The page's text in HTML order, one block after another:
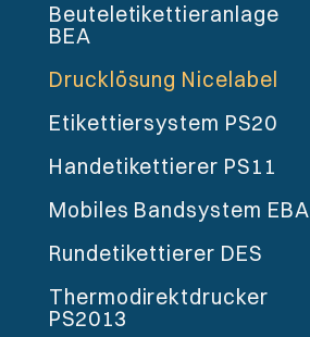
Beutel­etikettieranlage
BEA
Drucklösung Nicelabel
Etikettiersystem PS20
Handetikettierer PS11
Mobiles Bandsystem EBA
Rundetikettierer DES
Thermodirektdrucker
PS2013